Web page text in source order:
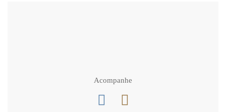
Acompanhe